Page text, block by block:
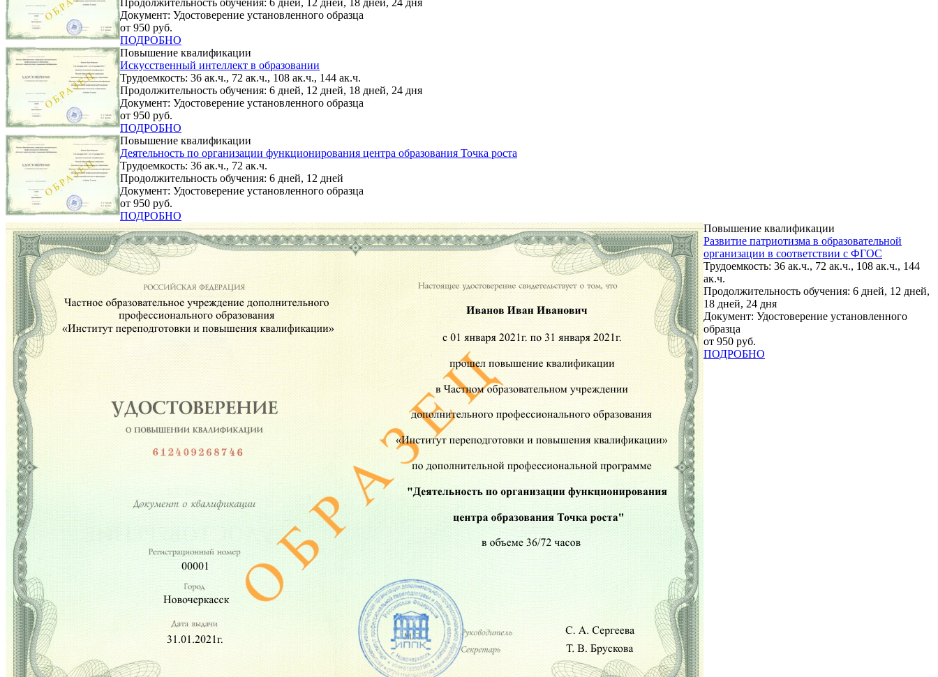
Документ: Удостоверение установленного образца
от 950 руб.
ПОДРОБНО
Повышение квалификации
Искусственный интеллект в образовании
Трудоемкость: 36 ак.ч., 72 ак.ч., 108 ак.ч., 144 ак.ч.
Продолжительность обучения: 6 дней, 12 дней, 18 дней, 24 дня
Документ: Удостоверение установленного образца
от 950 руб.
ПОДРОБНО
Повышение квалификации
Деятельность по организации функционирования центра образования Точка роста
Трудоемкость: 36 ак.ч., 72 ак.ч.
Продолжительность обучения: 6 дней, 12 дней
Документ: Удостоверение установленного образца
от 950 руб.
ПОДРОБНО
Повышение квалификации
Развитие патриотизма в образовательной
организации в соответствии с ФГОС
Трудоемкость: 36 ак.ч., 72 ак.ч., 108 ак.ч., 144
ак.ч.
Продолжительность обучения: 6 дней, 12 дней,
18 дней, 24 дня
Документ: Удостоверение установленного
образца
от 950 руб.
ПОДРОБНО